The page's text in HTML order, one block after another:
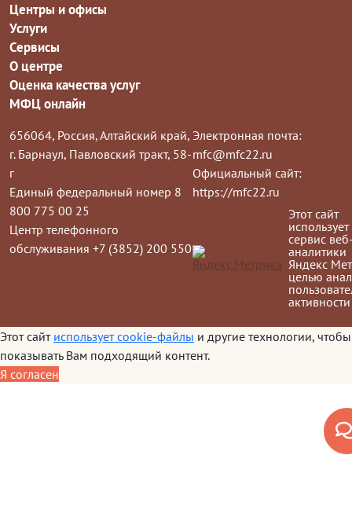
Центры и офисы
Услуги
Сервисы
О центре
Оценка качества услуг
МФЦ онлайн
656064, Россия, Алтайский край,
г. Барнаул, Павловский тракт, 58-
г
Единый федеральный номер 8
800 775 00 25
Центр телефонного
обслуживания +7 (3852) 200 550
Электронная почта:
mfc@mfc22.ru
Официальный сайт:
https://mfc22.ru
Этот сайт
использует
сервис
аналитики
Яндекс
целью
активности
Этот сайт использует cookie-файлы и другие технологии, чтобы
показывать Вам подходящий контент.
Я согласен